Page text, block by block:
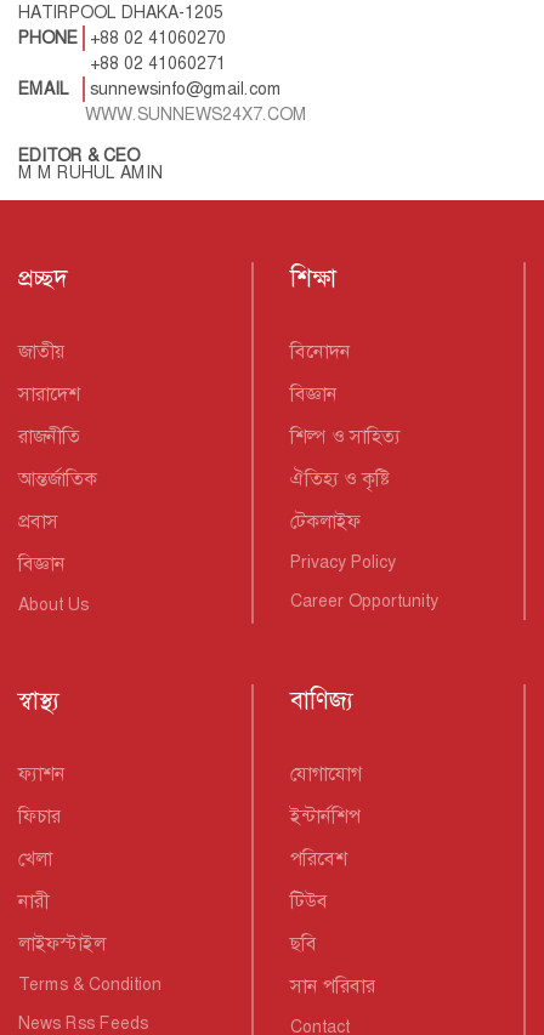
HATIRPOOL DHAKA-1205
PHONE
+88 02 41060270
+88 02 41060271
EMAIL
sunnewsinfo@gmail.com
WWW.SUNNEWS24X7.COM
EDITOR & CEO
M M RUHUL AMIN
প্রচ্ছদ
জাতীয়
সারাদেশ
রাজনীতি
আন্তর্জাতিক
প্রবাস
বিজ্ঞান
About Us
শিক্ষা
বিনোদন
বিজ্ঞান
শিল্প ও সাহিত্য
ঐতিহ্য ও কৃষ্টি
টেকলাইফ
Privacy Policy
Career Opportunity
স্বাস্থ্য
ফ্যাশন
ফিচার
খেলা
নারী
লাইফস্টাইল
Terms & Condition
News Rss Feeds
বাণিজ্য
যোগাযোগ
ইন্টার্নশিপ
পরিবেশ
টিউব
ছবি
সান পরিবার
Contact